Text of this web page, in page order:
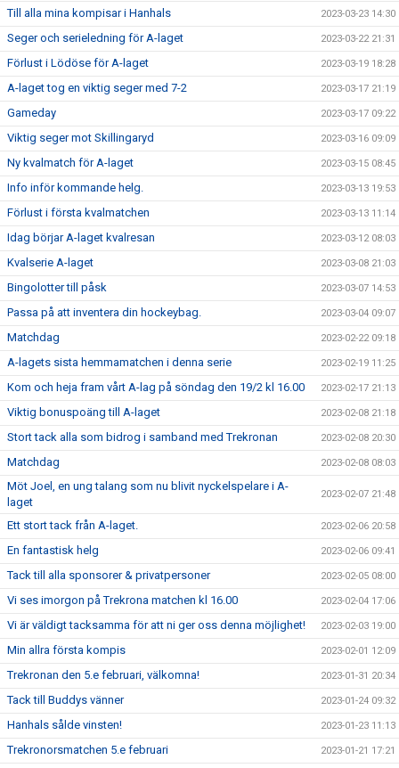
Till alla mina kompisar i Hanhals 2023-03-23 14:30
Seger och serieledning för A-laget 2023-03-22 21:31
Förlust i Lödöse för A-laget 2023-03-19 18:28
A-laget tog en viktig seger med 7-2 2023-03-17 21:19
Gameday 2023-03-17 09:22
Viktig seger mot Skillingaryd 2023-03-16 09:09
Ny kvalmatch för A-laget 2023-03-15 08:45
Info inför kommande helg. 2023-03-13 19:53
Förlust i första kvalmatchen 2023-03-13 11:14
Idag börjar A-laget kvalresan 2023-03-12 08:03
Kvalserie A-laget 2023-03-08 21:03
Bingolotter till påsk 2023-03-07 14:53
Passa på att inventera din hockeybag. 2023-03-04 09:07
Matchdag 2023-02-22 09:18
A-lagets sista hemmamatchen i denna serie 2023-02-19 11:25
Kom och heja fram vårt A-lag på söndag den 19/2 kl 16.00 2023-02-17 21:13
Viktig bonuspoäng till A-laget 2023-02-08 21:18
Stort tack alla som bidrog i samband med Trekronan 2023-02-08 20:30
Matchdag 2023-02-08 08:03
Möt Joel, en ung talang som nu blivit nyckelspelare i A-
laget
2023-02-07 21:48
Ett stort tack från A-laget. 2023-02-06 20:58
En fantastisk helg 2023-02-06 09:41
Tack till alla sponsorer & privatpersoner 2023-02-05 08:00
Vi ses imorgon på Trekrona matchen kl 16.00 2023-02-04 17:06
Vi är väldigt tacksamma för att ni ger oss denna möjlighet! 2023-02-03 19:00
Min allra första kompis 2023-02-01 12:09
Trekronan den 5.e februari, välkomna! 2023-01-31 20:34
Tack till Buddys vänner 2023-01-24 09:32
Hanhals sålde vinsten! 2023-01-23 11:13
Trekronorsmatchen 5.e februari 2023-01-21 17:21